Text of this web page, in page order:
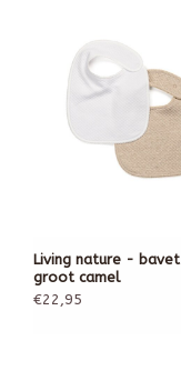
Living nature - bavet
groot camel
€22,95